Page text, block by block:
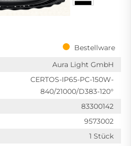
Bestellware
Aura Light GmbH
CERTOS-IP65-PC-150W-
840/21000/D383-120°
83300142
9573002
1 Stück